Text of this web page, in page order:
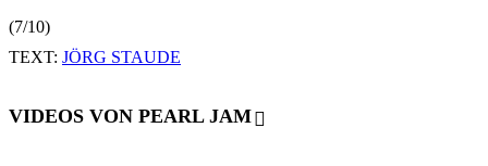
(7/10)
TEXT: JÖRG STAUDE
VIDEOS VON PEARL JAM